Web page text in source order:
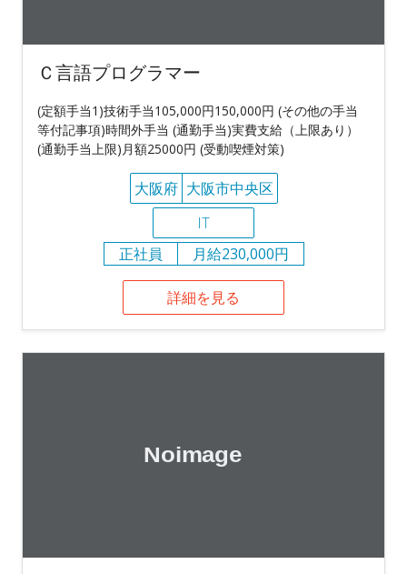
Ｃ言語プログラマー
(定額手当1)技術手当105,000円150,000円 (その他の手当
等付記事項)時間外手当 (通勤手当)実費支給（上限あり）
(通勤手当上限)月額25000円 (受動喫煙対策)
大阪府 大阪市中央区
IT
正社員
月給230,000円
詳細を見る